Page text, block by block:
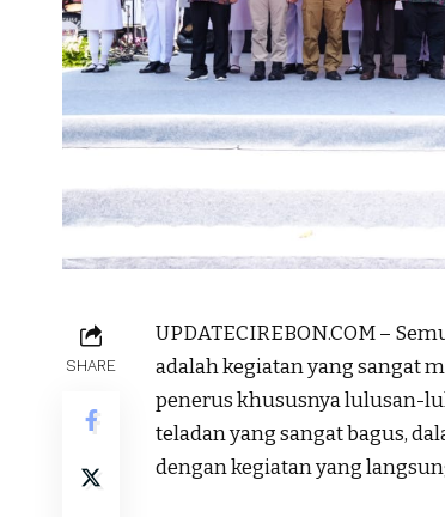
SHARE
UPDATECIREBON.COM –
adalah kegiatan yang sangat
penerus khususnya lulusan-
teladan yang sangat bagus,
dengan kegiatan yang